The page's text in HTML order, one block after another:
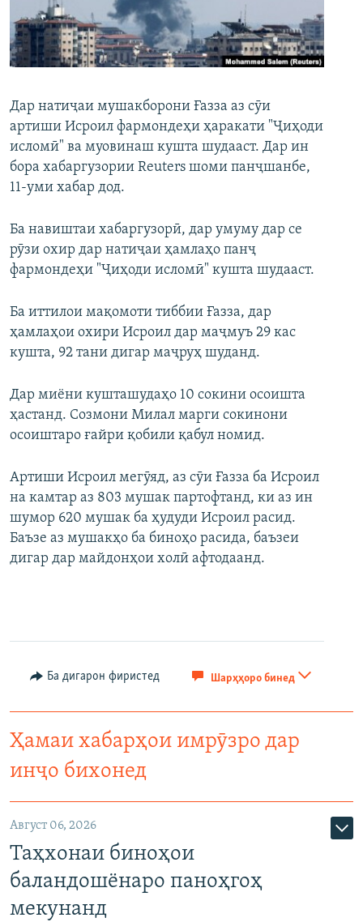
ГУЗОРИШҲОИ РАДИОӢ
Русский
Ҳамаи сомонаҳои RFE/RL
Дар натиҷаи мушакборони Ғазза аз сӯи
артиши Исроил фармондеҳи ҳаракати "Ҷиҳоди
исломӣ" ва муовинаш кушта шудааст. Дар ин
бора хабаргузории Reuters шоми панҷшанбе,
11-уми хабар дод.
Ба навиштаи хабаргузорӣ, дар умуму дар се
рӯзи охир дар натиҷаи ҳамлаҳо панҷ
фармондеҳи "Ҷиҳоди исломӣ" кушта шудааст.
Ба иттилои мақомоти тиббии Ғазза, дар
ҳамлаҳои охири Исроил дар маҷмуъ 29 кас
кушта, 92 тани дигар маҷруҳ шуданд.
Дар миёни кушташудаҳо 10 сокини осоишта
ҳастанд. Созмони Милал марги сокинони
осоиштаро ғайри қобили қабул номид.
Артиши Исроил мегӯяд, аз сӯи Ғазза ба Исроил
на камтар аз 803 мушак партофтанд, ки аз ин
шумор 620 мушак ба ҳудуди Исроил расид.
Баъзе аз мушакҳо ба биноҳо расида, баъзеи
дигар дар майдонҳои холӣ афтодаанд.
Ба дигарон фиристед Шарҳҳоро бинед
Ҳамаи хабарҳои имрӯзро дар
инҷо бихонед
Август 06, 2026
Таҳхонаи биноҳои
баландошёнаро паноҳгоҳ
мекунанд